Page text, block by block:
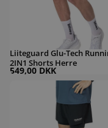
Liiteguard Glu-Tech
2IN1 Shorts Herre
549,00 DKK
Liiteguard Glu-Tech